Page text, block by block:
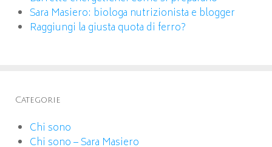
Sara Masiero: biologa nutrizionista e blogger
Raggiungi la giusta quota di ferro?
Categorie
Chi sono
Chi sono – Sara Masiero